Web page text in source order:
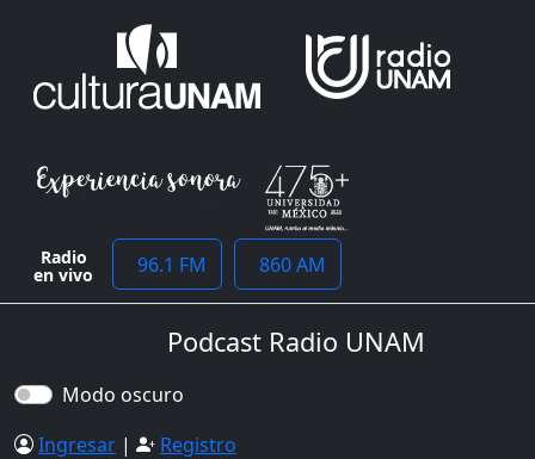
Radio
en vivo 96.1 FM 860 AM
Podcast Radio UNAM
Modo oscuro
Ingresar | Registro